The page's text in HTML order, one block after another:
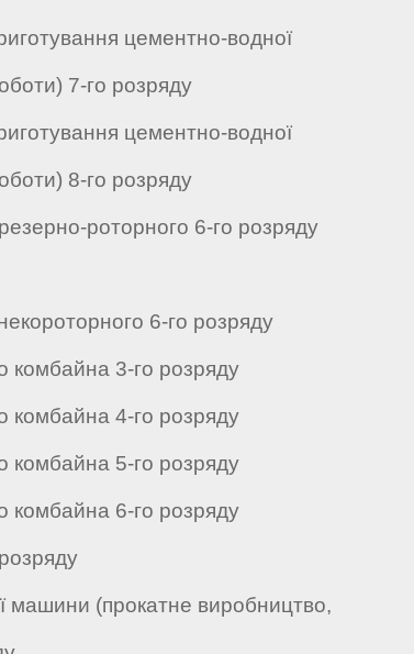
цементно-водної
7-го розряду
цементно-водної
8-го розряду
роторного 6-го розряду
6-го розряду
комбайна 3-го розряду
комбайна 4-го розряду
комбайна 5-го розряду
комбайна 6-го розряду
машини (прокатне виробництво,